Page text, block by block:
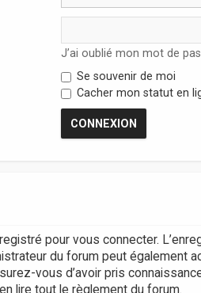
J’ai oublié mon mot de
Se souvenir de moi
Cacher mon statut en
pour vous connecter.
du forum peut également
vous d’avoir pris
lire tout le règlement du forum.